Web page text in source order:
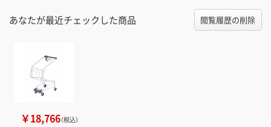
あなたが最近チェックした商品 閲覧履歴の削除
￥18,766（税込）